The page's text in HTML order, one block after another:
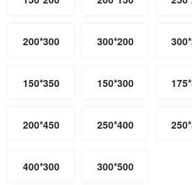
200*300 300*200
150*350 150*300
200*450 250*400
400*300 300*500